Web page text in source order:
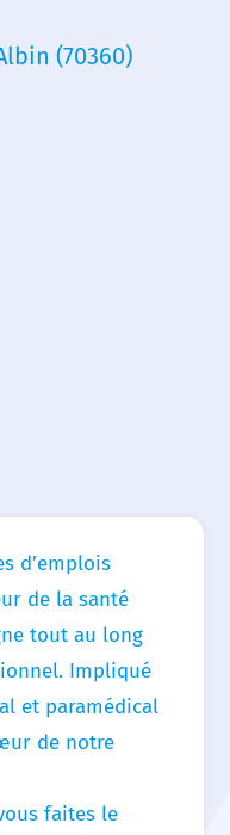
(70360)
d’emplois
de la santé
tout au long
Impliqué
et paramédical
de notre
faites le